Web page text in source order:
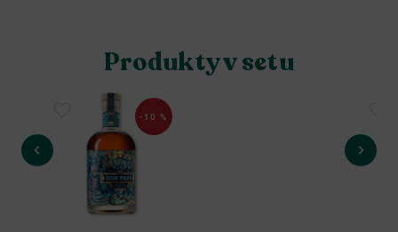
Produkty v setu
-10 %